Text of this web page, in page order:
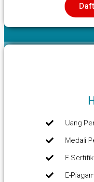
Uang
Medali
E-
E-